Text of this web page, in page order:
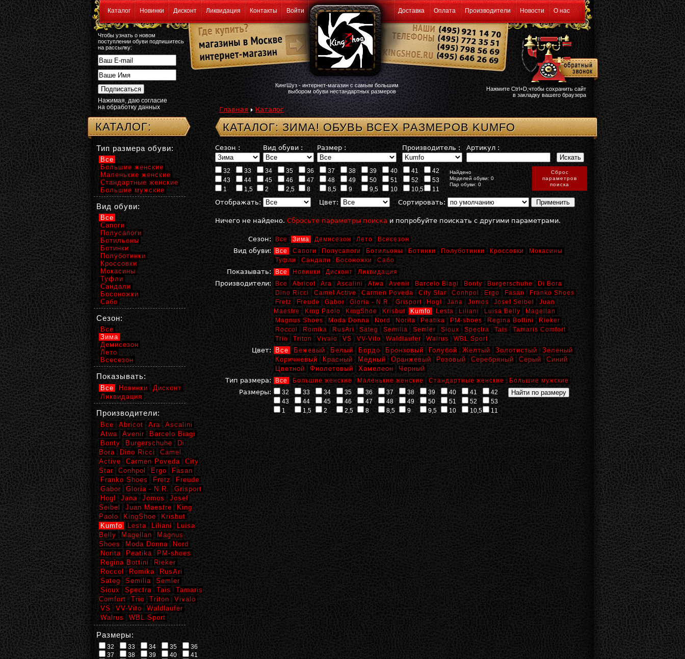
Каталог Новинки Дисконт Ликвидация Контакты Войти Доставка Оплата Производители Новости О нас
Чтобы узнать о новом
поступлении обуви подпишитесь
на рассылку:
Нажимая, даю согласие
на обработку данных
КингШуз - интернет-магазин с самым большим
выбором обуви нестандартных размеров
Нажмите Ctrl+D,чтобы сохранить сайт
в закладку вашего браузера
Главная Каталог
КАТАЛОГ: ЗИМА! ОБУВЬ ВСЕХ РАЗМЕРОВ KUMFO
Сезон : Вид обуви : Размер : Производитель : Артикул :
32 33 34 35 36 37 38 39 40 41
42
43
44 45 46 47 48 49 50 51 52
53
1
1,5 2 2,5 8 8,5 9 9,5 10 10,5 11
Найдено
Моделей обуви: 0
Пар обуви: 0
Сброс
параметров
поиска
Отображать: Цвет: Сортировать:
Ничего не найдено. Сбросьте параметры поиска и попробуйте поискать с другими параметрами.
Сезон: Все Зима Демисезон Лето Всесезон
Вид обуви: Все Сапоги Полусапоги Ботильоны Ботинки Полуботинки Кроссовки
Мокасины
Туфли
Сандали Босоножки Сабо
Показывать: Все Новинки Дисконт Ликвидация
Производители: Все Abricot Ara Ascalini Atwa Avenir Barcelo Biagi Bonty Burgerschuhe
Di Bora
Dino Ricci
Camel Active Carmen Poveda City Star Conhpol Ergo Fasan
Franko Shoes
Fretz
Freude Gabor Gloria - N.R. Grisport Hogl Jana Jomos Josef Seibel
Juan
Maestre
King Paolo KingShoe Krisbut Kumfo Lesta Liliani Luisa Belly
Magellan
Magnus Shoes
Moda Donna Nord Norita Peatika PM-shoes Regina Bottini
Rieker
Roccol
Romika RusAri Sateg Semilia Semler Sioux Spectra Tais
Tamaris Comfort
Trio
Triton Vivalo VS VV-Vito Waldlaufer Walrus WBL Sport
Цвет: Все Бежевый Белый Бордо Бронзовый Голубой Желтый Золотистый
Зеленый
Коричневый
Красный Медный Оранжевый Розовый Серебряный Серый
Синий
Цветной
Фиолетовый Хамелеон
Черный
Тип размера:
Все Большие женские Маленькие женские Стандартные женские Большие мужские
Размеры: 32 33 34 35 36 37 38 39 40 41
42
43
44 45 46 47 48 49 50 51 52
53
1
1,5 2 2,5 8 8,5 9 9,5 10 10,5 11
КАТАЛОГ:
Тип размера обуви:
Все
Большие женские
Маленькие женские
Стандартные женские
Большие мужские
Вид обуви:
Все
Сапоги
Полусапоги
Ботильоны
Ботинки
Полуботинки
Кроссовки
Мокасины
Туфли
Сандали
Босоножки
Сабо
Сезон:
Все
Зима
Демисезон
Лето
Всесезон
Показывать:
Все Новинки
Дисконт
Ликвидация
Производители:
Все Abricot Ara
Ascalini
Atwa
Avenir
Barcelo Biagi
Bonty
Burgerschuhe
Di
Bora
Dino Ricci
Camel
Active
Carmen Poveda
City
Star
Conhpol Ergo
Fasan
Franko Shoes
Fretz
Freude
Gabor
Gloria - N.R.
Grisport
Hogl
Jana Jomos
Josef
Seibel
Juan Maestre
King
Paolo
KingShoe
Krisbut
Kumfo
Lesta Liliani
Luisa
Belly
Magellan
Magnus
Shoes
Moda Donna
Nord
Norita
Peatika
PM-shoes
Regina Bottini
Rieker
Roccol
Romika
RusAri
Sateg
Semilia
Semler
Sioux
Spectra Tais
Tamaris
Comfort
Trio Triton
Vivalo
VS
VV-Vito
Waldlaufer
Walrus
WBL Sport
Размеры:
32 33 34 35
36
37
38 39 40
41